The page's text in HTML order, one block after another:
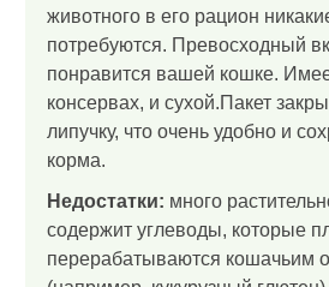
животного в его рацион
потребуются. Превосходный
понравится вашей кошке.
консервах, и сухой.Пакет
липучку, что очень удобно и
корма.
Недостатки: много
содержит углеводы, которые
перерабатываются кошачьим